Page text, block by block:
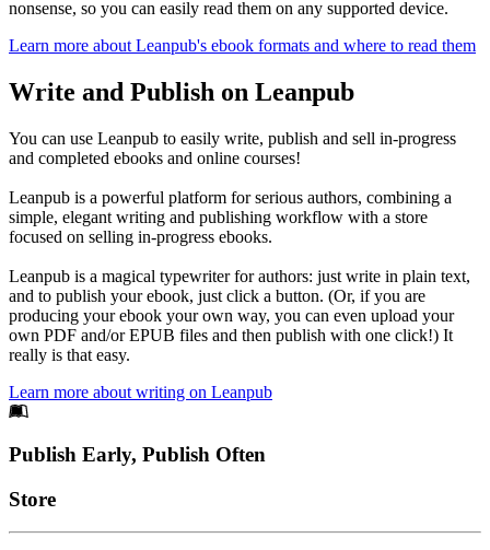
nonsense, so you can easily read them on any supported device.
Learn more about Leanpub's ebook formats and where to read them
Write and Publish on Leanpub
You can use Leanpub to easily write, publish and sell in-progress
and completed ebooks and online courses!
Leanpub is a powerful platform for serious authors, combining a
simple, elegant writing and publishing workflow with a store
focused on selling in-progress ebooks.
Leanpub is a magical typewriter for authors: just write in plain text,
and to publish your ebook, just click a button. (Or, if you are
producing your ebook your own way, you can even upload your
own PDF and/or EPUB files and then publish with one click!) It
really is that easy.
Learn more about writing on Leanpub
Footer
Publish Early, Publish Often
Links
Store